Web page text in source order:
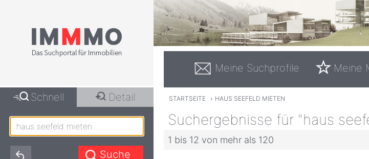
Meine Suchprofile Meine
STARTSEITE › HAUS SEEFELD MIETEN
Suchergebnisse für "haus
1 bis 12 von mehr als 120
Schnell Detail